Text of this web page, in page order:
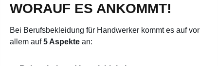
WORAUF ES ANKOMMT!
Bei Berufsbekleidung für Handwerker kommt es auf vor
allem auf5 Aspekte an: